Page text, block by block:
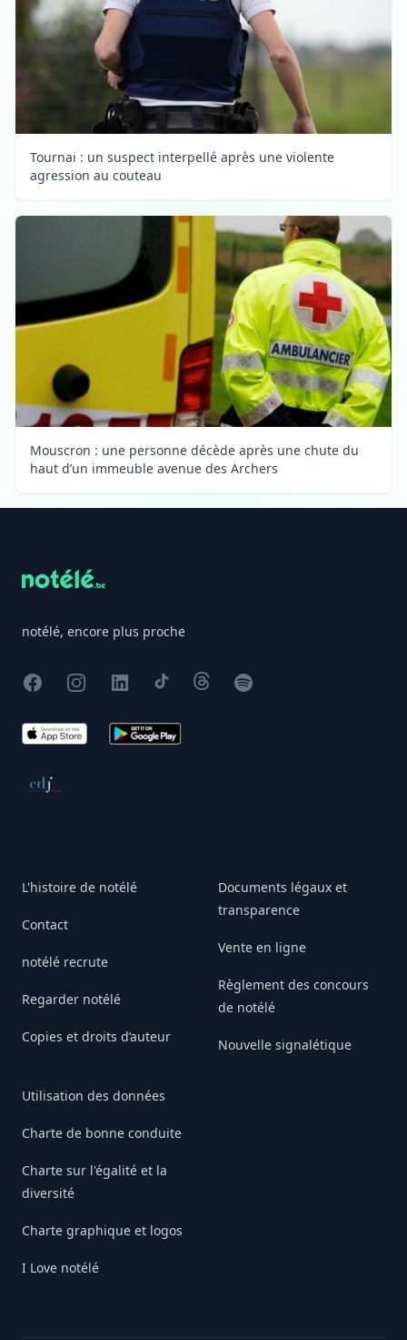
Tournai : un suspect interpellé après une violente
agression au couteau
Mouscron : une personne décède après une chute du
haut d’un immeuble avenue des Archers
notélé, encore plus proche
FacebookInstagram
X TikTokThreadsSpotify
App Store Google Play
Conseil de déontologie journalistique
L'histoire de notélé
Contact
notélé recrute
Regarder notélé
Copies et droits d’auteur
Utilisation des données
Charte de bonne conduite
Charte sur l'égalité et la
diversité
Charte graphique et logos
I Love notélé
Documents légaux et
transparence
Vente en ligne
Règlement des concours
de notélé
Nouvelle signalétique